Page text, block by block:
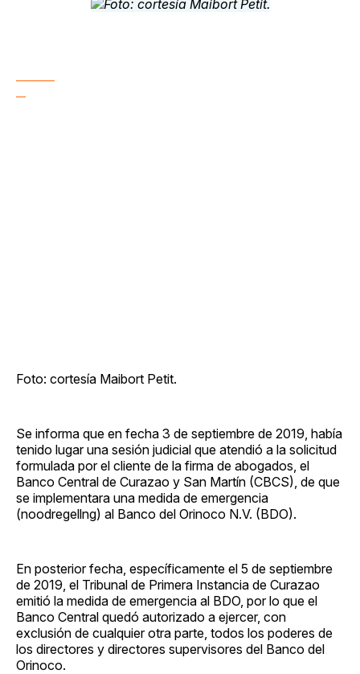
Foto: cortesía Maibort Petit.
Se informa que en fecha 3 de septiembre de 2019, había
tenido lugar una sesión judicial que atendió a la solicitud
formulada por el cliente de la firma de abogados, el
Banco Central de Curazao y San Martín (CBCS), de que
se implementara una medida de emergencia
(noodregellng) al Banco del Orinoco N.V. (BDO).
En posterior fecha, específicamente el 5 de septiembre
de 2019, el Tribunal de Primera Instancia de Curazao
emitió la medida de emergencia al BDO, por lo que el
Banco Central quedó autorizado a ejercer, con
exclusión de cualquier otra parte, todos los poderes de
los directores y directores supervisores del Banco del
Orinoco.